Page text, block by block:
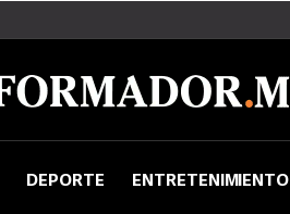
DEPORTE ENTRETENIMIENTO